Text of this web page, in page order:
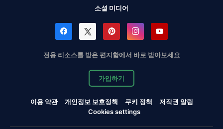
소셜 미디어
전용 리소스를 받은 편지함에서 바로 받아보세요
가입하기
이용 약관 개인정보 보호정책 쿠키 정책
저작권 알림
Cookies settings